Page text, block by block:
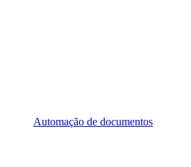
Automação de documentos